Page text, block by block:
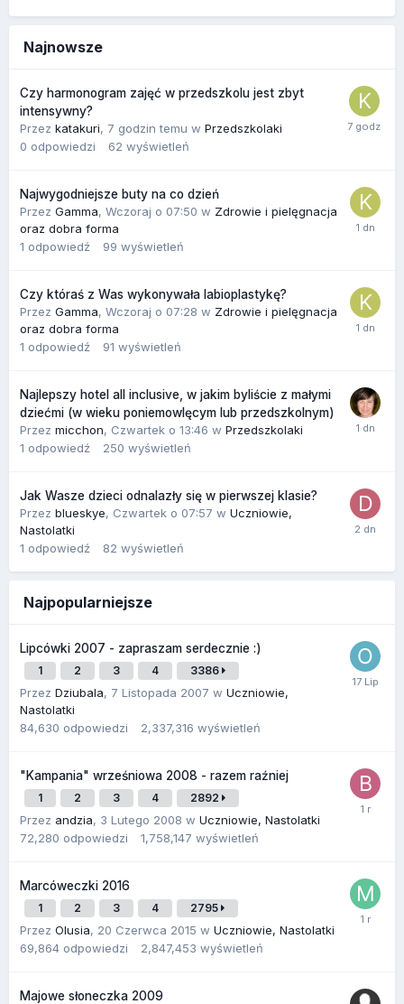
Najnowsze
Czy harmonogram zajęć w przedszkolu jest zbyt
intensywny?
Przez katakuri, 7 godzin temu w Przedszkolaki
0 odpowiedzi 62 wyświetleń
Najwygodniejsze buty na co dzień
Przez Gamma, Wczoraj o 07:50 w Zdrowie i pielęgnacja
oraz dobra forma
1 odpowiedź 99 wyświetleń
Czy któraś z Was wykonywała labioplastykę?
Przez Gamma, Wczoraj o 07:28 w Zdrowie i pielęgnacja
oraz dobra forma
1 odpowiedź 91 wyświetleń
Najlepszy hotel all inclusive, w jakim byliście z małymi
dziećmi (w wieku poniemowlęcym lub przedszkolnym)
Przez micchon, Czwartek o 13:46 w Przedszkolaki
1 odpowiedź 250 wyświetleń
Jak Wasze dzieci odnalazły się w pierwszej klasie?
Przez blueskye, Czwartek o 07:57 w Uczniowie,
Nastolatki
1 odpowiedź 82 wyświetleń
Najpopularniejsze
Lipcówki 2007 - zapraszam serdecznie :)
1 2 3 4 3386
Przez Dziubala, 7 Listopada 2007 w Uczniowie,
Nastolatki
84,630 odpowiedzi 2,337,316 wyświetleń
"Kampania" wrześniowa 2008 - razem raźniej
1 2 3 4 2892
Przez andzia, 3 Lutego 2008 w Uczniowie, Nastolatki
72,280 odpowiedzi 1,758,147 wyświetleń
Marcóweczki 2016
1 2 3 4 2795
Przez Olusia, 20 Czerwca 2015 w Uczniowie, Nastolatki
69,864 odpowiedzi 2,847,453 wyświetleń
Majowe słoneczka 2009